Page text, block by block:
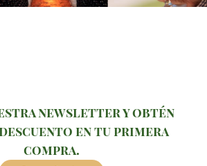
newsletter y obtén
descuento en tu primera
compra.